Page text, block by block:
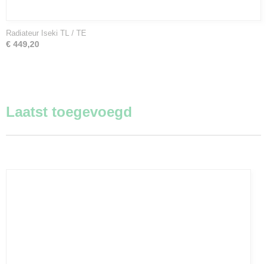
Radiateur Iseki TL / TE
€ 449,20
Laatst toegevoegd